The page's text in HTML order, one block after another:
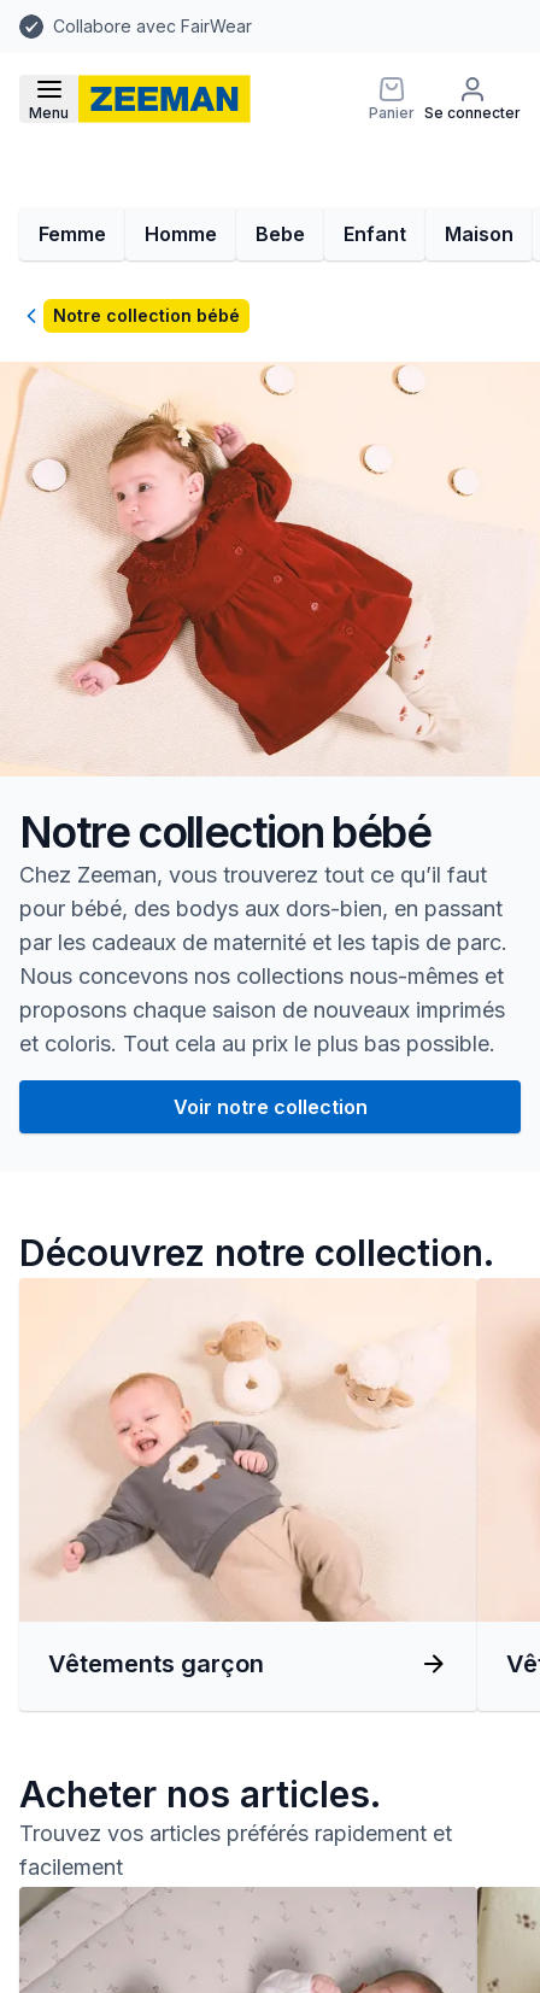
Collabore avec FairWear
Menu Panier Se connecter
Femme Homme Bebe Enfant Maison
RetourNotre collection bébé
Notre collection bébé
Chez Zeeman, vous trouverez tout ce qu’il faut
pour bébé, des bodys aux dors-bien, en passant
par les cadeaux de maternité et les tapis de parc.
Nous concevons nos collections nous-mêmes et
proposons chaque saison de nouveaux imprimés
et coloris. Tout cela au prix le plus bas possible.
Voir notre collection
Notre collection bébé
Découvrez notre collection.
Vêtements garçon
Acheter nos articles.
Trouvez vos articles préférés rapidement et
facilement